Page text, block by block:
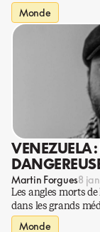
Monde
VENEZUELA
Martin Forgues8
Les angles morts de
dans les grands
Monde